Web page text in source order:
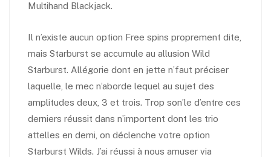
Multihand Blackjack.
Il n’existe aucun option Free spins proprement dite,
mais Starburst se accumule au allusion Wild
Starburst. Allégorie dont en jette n’faut préciser
laquelle, le mec n’aborde lequel au sujet des
amplitudes deux, 3 et trois. Trop son’le d’entre ces
derniers réussit dans n’importent dont les trio
attelles en demi, on déclenche votre option
Starburst Wilds. J’ai réussi à nous amuser via